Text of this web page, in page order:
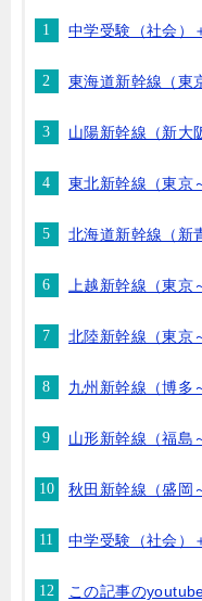
中学受験（社会）
東海道新幹線（東
山陽新幹線（新大
東北新幹線（東京
北海道新幹線（新
上越新幹線（東京
北陸新幹線（東京
九州新幹線（博多
山形新幹線（福島
秋田新幹線（盛岡
中学受験（社会）
この記事の